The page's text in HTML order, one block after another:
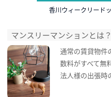
香川ウィークリード
マンスリーマンションとは？
通常の賃貸物件
数料がすべて無
法人様の出張時